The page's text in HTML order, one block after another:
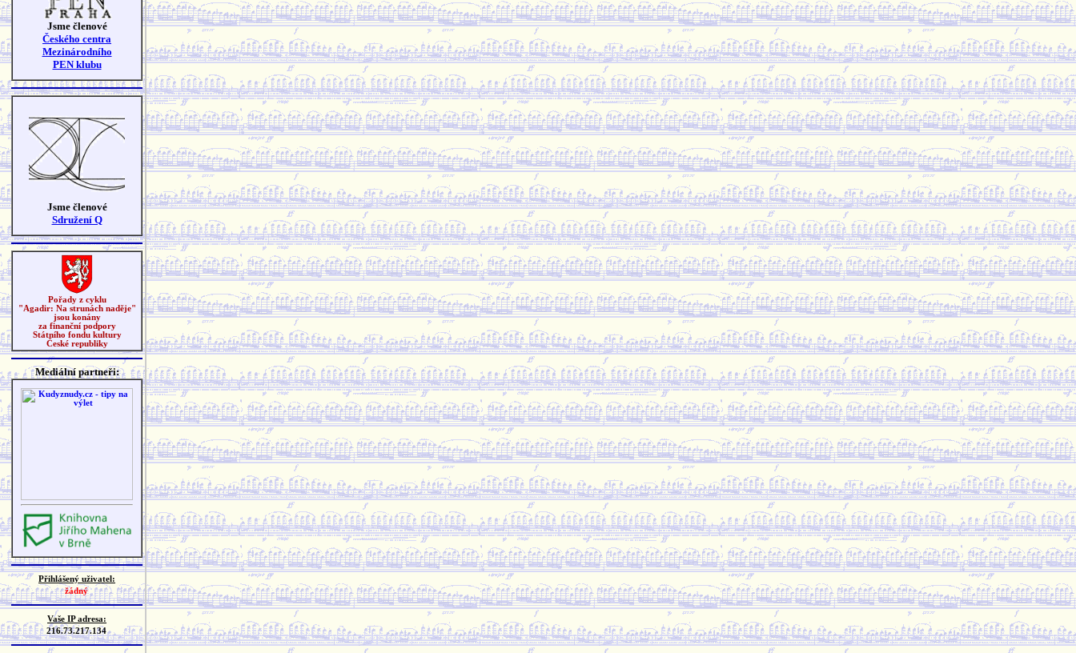
Jsme členové
Českého centra
Mezinárodního
PEN klubu
Jsme členové
Sdružení Q
Pořady z cyklu
"Agadir: Na strunách naděje"
jsou konány
za finanční podpory
Státního fondu kultury
České republiky
Mediální partneři:
Přihlášený uživatel:
žádný
Vaše IP adresa:
216.73.217.134